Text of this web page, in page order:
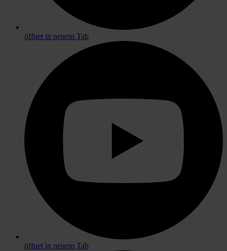
öffnet in neuem Tab
öffnet in neuem Tab